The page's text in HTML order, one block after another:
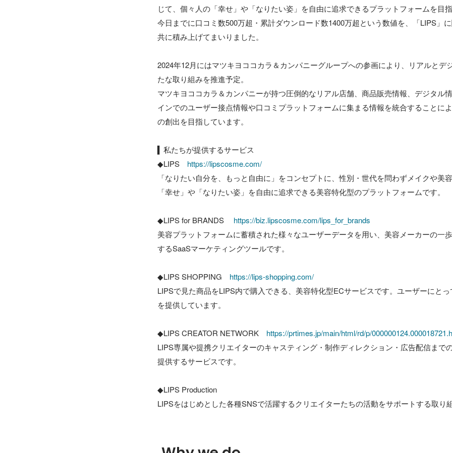
じて、個々人の「幸せ」や「なりたい姿」を自由に追求できるプラットフォームを目指
今日までに口コミ数500万超・累計ダウンロード数1400万超という数値を、「LIPS」
共に積み上げてまいりました。
2024年12月にはマツキヨココカラ＆カンパニーグループへの参画により、リアルとデ
たな取り組みを推進予定。
マツキヨココカラ＆カンパニーが持つ圧倒的なリアル店舗、商品販売情報、デジタル
インでのユーザー接点情報や口コミプラットフォームに集まる情報を統合することに
の創出を目指しています。
▍私たちが提供するサービス
◆LIPS https://lipscosme.com/
「なりたい自分を、もっと自由に」をコンセプトに、性別・世代を問わずメイクや美
「幸せ」や「なりたい姿」を自由に追求できる美容特化型のプラットフォームです。
◆LIPS for BRANDS https://biz.lipscosme.com/lips_for_brands
美容プラットフォームに蓄積された様々なユーザーデータを用い、美容メーカーの一
するSaaSマーケティングツールです。
◆LIPS SHOPPING https://lips-shopping.com/
LIPSで見た商品をLIPS内で購入できる、美容特化型ECサービスです。ユーザーにと
を提供しています。
◆LIPS CREATOR NETWORK https://prtimes.jp/main/html/rd/p/
LIPS専属や提携クリエイターのキャスティング・制作ディレクション・広告配信まで
提供するサービスです。
◆LIPS Production
LIPSをはじめとした各種SNSで活躍するクリエイターたちの活動をサポートする取り組